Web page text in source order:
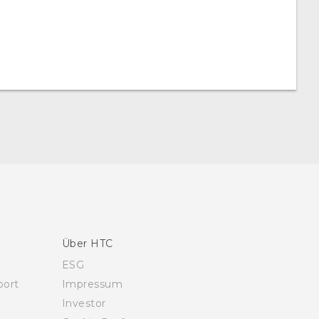
Über HTC
ESG
Impressum
Investor